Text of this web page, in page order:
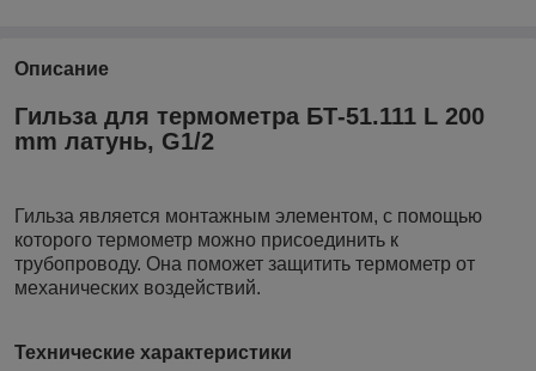
Описание
Гильза для термометра БТ-51.111 L 200
mm латунь, G1/2
Гильза является монтажным элементом, с помощью
которого термометр можно присоединить к
трубопроводу. Она поможет защитить термометр от
механических воздействий.
Технические характеристики